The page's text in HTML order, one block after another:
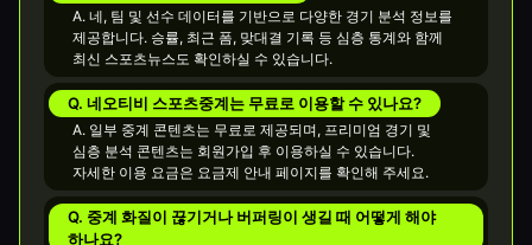
A. 네, 팀 및 선수 데이터를 기반으로 다양한 경기 분석 정보를
제공합니다. 승률, 최근 폼, 맞대결 기록 등 심층 통계와 함께
최신 스포츠뉴스도 확인하실 수 있습니다.
Q. 네오티비 스포츠중계는 무료로 이용할 수 있나요?
A. 일부 중계 콘텐츠는 무료로 제공되며, 프리미엄 경기 및
심층 분석 콘텐츠는 회원가입 후 이용하실 수 있습니다.
자세한 이용 요금은 요금제 안내 페이지를 확인해 주세요.
Q. 중계 화질이 끊기거나 버퍼링이 생길 때 어떻게 해야
하나요?